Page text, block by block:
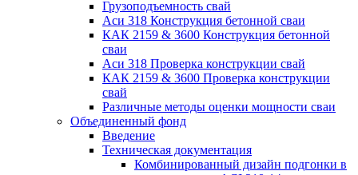
Грузоподъемность свай
Аси 318 Конструкция бетонной сваи
КАК 2159 & 3600 Конструкция бетонной
сваи
Аси 318 Проверка конструкции свай
КАК 2159 & 3600 Проверка конструкции
свай
Различные методы оценки мощности сваи
Объединенный фонд
Введение
Техническая документация
Комбинированный дизайн подгонки в